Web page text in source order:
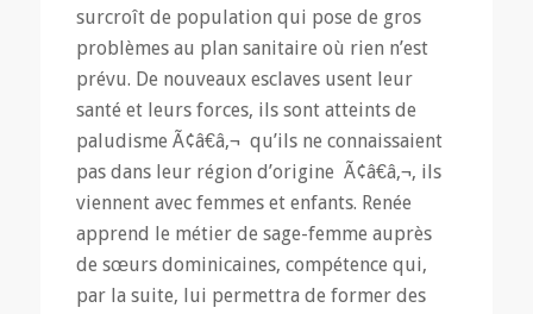
surcroît de population qui pose de gros
problèmes au plan sanitaire où rien n’est
prévu. De nouveaux esclaves usent leur
santé et leurs forces, ils sont atteints de
paludisme Ã¢â€â‚¬ qu’ils ne connaissaient
pas dans leur région d’origine Ã¢â€â‚¬, ils
viennent avec femmes et enfants. Renée
apprend le métier de sage-femme auprès
de sœurs dominicaines, compétence qui,
par la suite, lui permettra de former des